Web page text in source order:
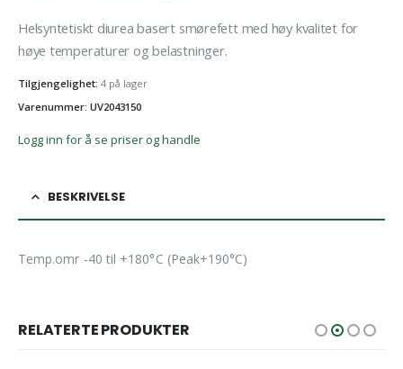
Helsyntetiskt diurea basert smørefett med høy kvalitet for
høye temperaturer og belastninger.
Tilgjengelighet: 4 på lager
Varenummer: UV2043150
Logg inn for å se priser og handle
BESKRIVELSE
Temp.omr -40 til +180°C (Peak+190°C)
RELATERTE PRODUKTER